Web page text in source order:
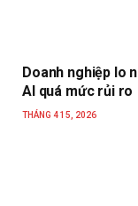
Doanh nghiệp lo
AI quá mức rủi ro
THÁNG 4 15, 2026